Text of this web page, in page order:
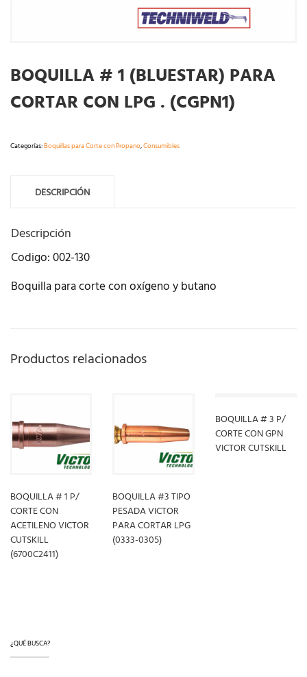
BOQUILLA # 1 (BLUESTAR) PARA
CORTAR CON LPG . (CGPN1)
Categorías:Boquillas para Corte con Propano,Consumibles
DESCRIPCIÓN
Descripción
Codigo: 002-130
Boquilla para corte con oxígeno y butano
Productos relacionados
BOQUILLA # 1 P/
CORTE CON
ACETILENO VICTOR
CUTSKILL
(6700C2411)
BOQUILLA #3 TIPO
PESADA VICTOR
PARA CORTAR LPG
(0333-0305)
BOQUILLA # 3 P/
CORTE CON GPN
VICTOR CUTSKILL
¿QUÉ BUSCA?